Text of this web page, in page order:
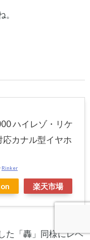
ハイレゾ・リケ
応カナル型イヤホ
Rinker
楽天市場
た「轟」同様にレベ